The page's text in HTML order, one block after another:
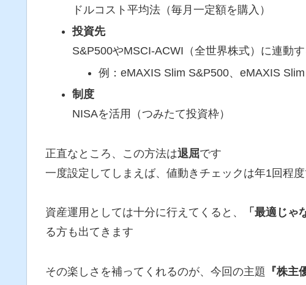
ドルコスト平均法（毎月一定額を購入）
投資先
S&P500やMSCI-ACWI（全世界株式）に連動
例：eMAXIS Slim S&P500、eMAXIS
制度
NISAを活用（つみたて投資枠）
正直なところ、この方法は退屈です
一度設定してしまえば、値動きチェックは年1回程
資産運用としては十分に行えてくると、 「最適じゃ
る方も出てきます
その楽しさを補ってくれるのが、今回の主題 『株主